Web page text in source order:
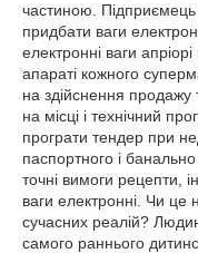
частиною.
придбати ваги
електронні ваги
апараті кожного
на здійснення продажу
на місці і технічний
програти тендер при
паспортного і
точні вимоги рецепти,
ваги електронні. Чи це
сучасних реалій?
самого раннього